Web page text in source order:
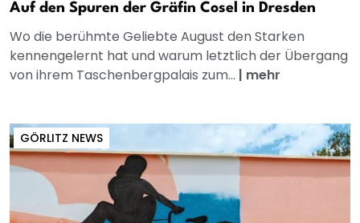
Auf den Spuren der Gräfin Cosel in Dresden
Wo die berühmte Geliebte August den Starken
kennengelernt hat und warum letztlich der Übergang
von ihrem Taschenbergpalais zum... | mehr
GÖRLITZ NEWS